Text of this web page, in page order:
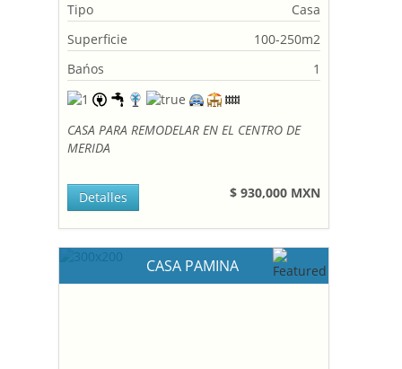
Tipo
Casa
Superficie
100-250m2
Bańos
1
CASA PARA REMODELAR EN EL CENTRO DE
MERIDA
$ 930,000 MXN
Detalles
CASA PAMINA